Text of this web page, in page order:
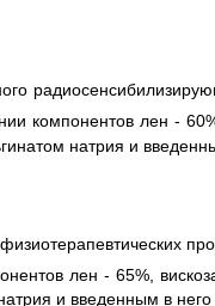
компонентов лен -
натрия и
лен - 65%,
и введенным в